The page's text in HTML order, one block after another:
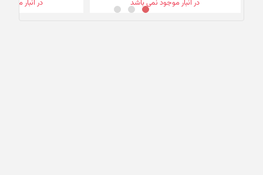
در انبار موجود نمی باشد در انبار